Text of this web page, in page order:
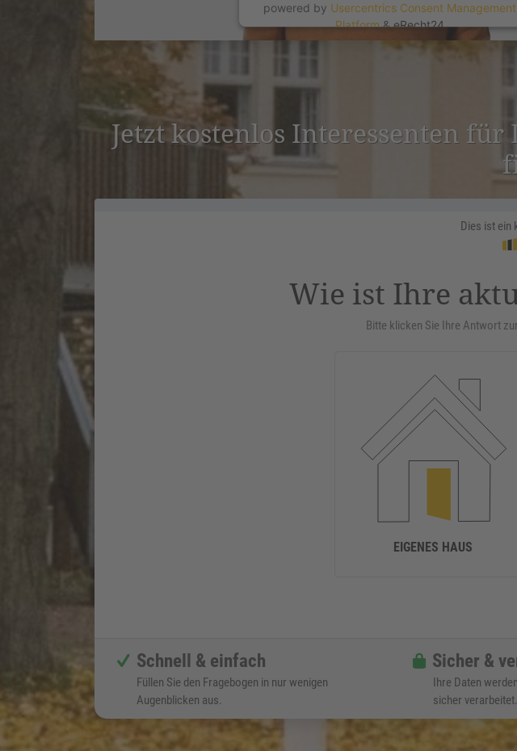
powered by Usercentrics Consent Management
Platform&eRecht24
Jetzt kostenlos Inter­es­senten
Dies ist ein
Wie ist Ihre
Bitte klicken Sie Ihre Antwort
EIGENES HAUS
Schnell & einfach
Füllen Sie den Fragebogen in nur wenigen
Augenblicken aus.
Sicher &
Ihre Daten
sicher verarbeitet.